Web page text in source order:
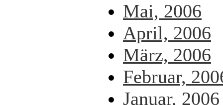
Mai, 2006
April, 2006
März, 2006
Februar,
Januar, 2006